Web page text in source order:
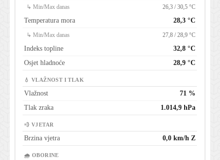
↳ Min/Max danas 26,3 / 30,5 °C
Temperatura mora 28,3 °C
↳ Min/Max danas 27,8 / 28,9 °C
Indeks topline
32,8 °C
Osjet hladnoće
28,9 °C
💧 VLAŽNOST I TLAK
Vlažnost
71 %
Tlak zraka
1.014,9 hPa
💨 VJETAR
Brzina vjetra 0,0 km/h Z
🌧 OBORINE